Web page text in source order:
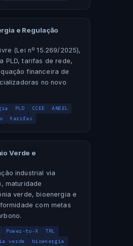
e Regulação
(Lei nº 15.269/2025),
PLD, tarifas de rede,
financeira de
no novo
PLD CCEE
ANEEL
tarifas
Verde e
industrial via
maturidade
verde, bioenergia e
com metas
Power-to-X
TRL
verde
bioenergia